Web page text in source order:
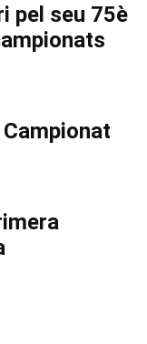
pel seu 75è